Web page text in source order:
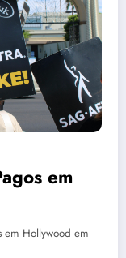
em
em Hollywood em